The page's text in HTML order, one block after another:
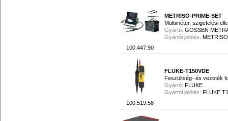
100.447.90
METRISO-PRIME-SET
Multiméter, szigetelési
Gyártó: GOSSEN
Gyártói jelölés:
100.519.58
FLUKE-T150VDE
Feszültség- és vezeték
Gyártó: FLUKE
Gyártói jelölés: FLUKE